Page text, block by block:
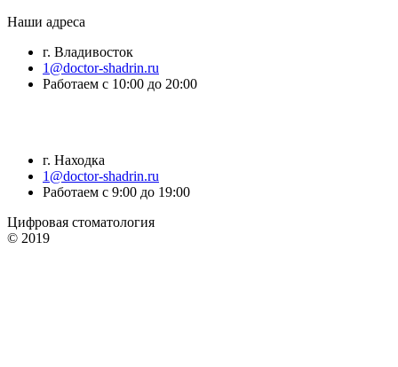
Наши адреса
г. Владивосток
1@doctor-shadrin.ru
Работаем с 10:00 до 20:00
г. Находка
1@doctor-shadrin.ru
Работаем с 9:00 до 19:00
Цифровая стоматология
© 2019